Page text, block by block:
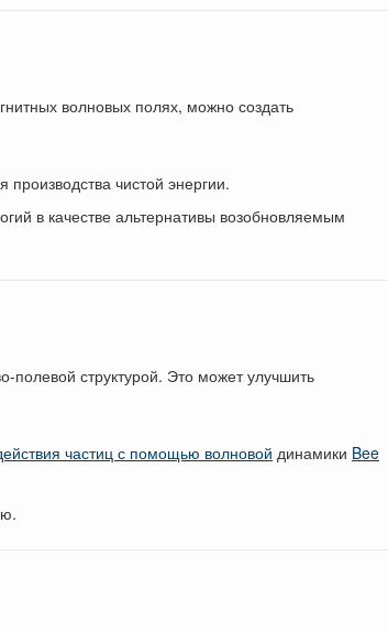
волновых полях, можно создать
чистой энергии.
в качестве альтернативы возобновляемым
полевой структурой. Это может улучшить
частиц с помощью волновой динамики Bee